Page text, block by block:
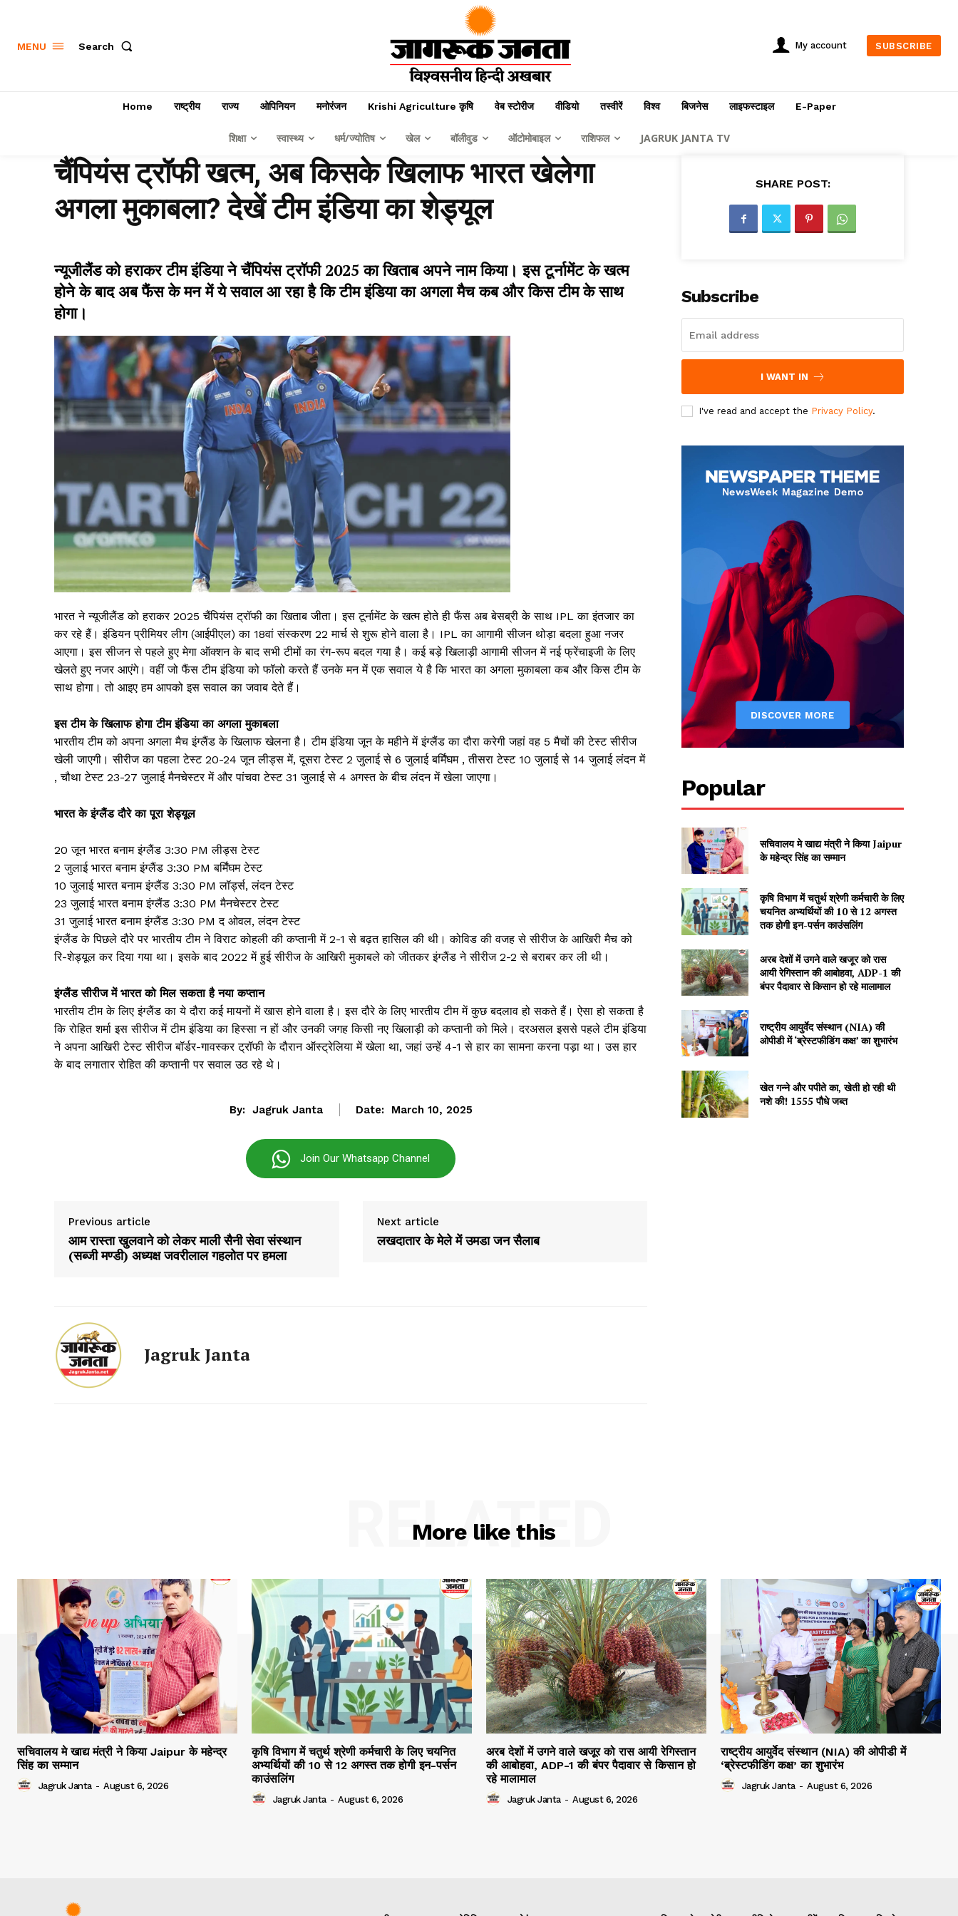
Jagruk Janta
Vishwasniya Hindi
Akhbaar
My account
MENU Search My account SUBSCRIBE
Home राष्ट्रीय राज्य ओपिनियन मनोरंजन Krishi Agriculture कृषि वेब स्टोरीज वीडियो तस्वीरें विश्व बिजनेस लाइफस्टाइल E-Paper
शिक्षा स्वास्थ्य धर्म/ज्योतिष खेल बॉलीवुड ऑटोमोबाइल राशिफल JAGRUK JANTA TV
चैंपियंस ट्रॉफी खत्म, अब किसके खिलाफ भारत खेलेगा
अगला मुकाबला? देखें टीम इंडिया का शेड्यूल
न्यूजीलैंड को हराकर टीम इंडिया ने चैंपियंस ट्रॉफी 2025 का खिताब अपने नाम किया। इस टूर्नामेंट के खत्म
होने के बाद अब फैंस के मन में ये सवाल आ रहा है कि टीम इंडिया का अगला मैच कब और किस टीम के साथ
होगा।
भारत ने न्यूजीलैंड को हराकर 2025 चैंपियंस ट्रॉफी का खिताब जीता। इस टूर्नामेंट के खत्म होते ही फैंस अब बेसब्री के साथ IPL का इंतजार का
कर रहे हैं। इंडियन प्रीमियर लीग (आईपीएल) का 18वां संस्करण 22 मार्च से शुरू होने वाला है। IPL का आगामी सीजन थोड़ा बदला हुआ नजर
आएगा। इस सीजन से पहले हुए मेगा ऑक्शन के बाद सभी टीमों का रंग-रूप बदल गया है। कई बड़े खिलाड़ी आगामी सीजन में नई फ्रेंचाइजी के लिए
खेलते हुए नजर आएंगे। वहीं जो फैंस टीम इंडिया को फॉलो करते हैं उनके मन में एक सवाल ये है कि भारत का अगला मुकाबला कब और किस टीम के
साथ होगा। तो आइए हम आपको इस सवाल का जवाब देते हैं।
इस टीम के खिलाफ होगा टीम इंडिया का अगला मुकाबला
भारतीय टीम को अपना अगला मैच इंग्लैंड के खिलाफ खेलना है। टीम इंडिया जून के महीने में इंग्लैंड का दौरा करेगी जहां वह 5 मैचों की टेस्ट सीरीज
खेली जाएगी। सीरीज का पहला टेस्ट 20-24 जून लीड्स में, दूसरा टेस्ट 2 जुलाई से 6 जुलाई बर्मिंघम , तीसरा टेस्ट 10 जुलाई से 14 जुलाई लंदन में
, चौथा टेस्ट 23-27 जुलाई मैनचेस्टर में और पांचवा टेस्ट 31 जुलाई से 4 अगस्त के बीच लंदन में खेला जाएगा।
भारत के इंग्लैंड दौरे का पूरा शेड्यूल
20 जून भारत बनाम इंग्लैंड 3:30 PM लीड्स टेस्ट
2 जुलाई भारत बनाम इंग्लैंड 3:30 PM बर्मिंघम टेस्ट
10 जुलाई भारत बनाम इंग्लैंड 3:30 PM लॉर्ड्स, लंदन टेस्ट
23 जुलाई भारत बनाम इंग्लैंड 3:30 PM मैनचेस्टर टेस्ट
31 जुलाई भारत बनाम इंग्लैंड 3:30 PM द ओवल, लंदन टेस्ट
इंग्लैंड के पिछले दौरे पर भारतीय टीम ने विराट कोहली की कप्तानी में 2-1 से बढ़त हासिल की थी। कोविड की वजह से सीरीज के आखिरी मैच को
रि-शेड्यूल कर दिया गया था। इसके बाद 2022 में हुई सीरीज के आखिरी मुकाबले को जीतकर इंग्लैंड ने सीरीज 2-2 से बराबर कर ली थी।
इंग्लैंड सीरीज में भारत को मिल सकता है नया कप्तान
भारतीय टीम के लिए इंग्लैंड का ये दौरा कई मायनों में खास होने वाला है। इस दौरे के लिए भारतीय टीम में कुछ बदलाव हो सकते हैं। ऐसा हो सकता है
कि रोहित शर्मा इस सीरीज में टीम इंडिया का हिस्सा न हों और उनकी जगह किसी नए खिलाड़ी को कप्तानी को मिले। दरअसल इससे पहले टीम इंडिया
ने अपना आखिरी टेस्ट सीरीज बॉर्डर-गावस्कर ट्रॉफी के दौरान ऑस्ट्रेलिया में खेला था, जहां उन्हें 4-1 से हार का सामना करना पड़ा था। उस हार
के बाद लगातार रोहित की कप्तानी पर सवाल उठ रहे थे।
By: Jagruk Janta Date: March 10, 2025
Join Our Whatsapp Channel
Previous article
आम रास्ता खुलवाने को लेकर माली सैनी सेवा संस्थान
(सब्जी मण्डी) अध्यक्ष जवरीलाल गहलोत पर हमला
Next article
लखदातार के मेले में उमडा जन सैलाब
Jagruk Janta
SHARE POST:
Subscribe
I WANT IN
I've read and accept the Privacy Policy.
Popular
सचिवालय मे खाद्य मंत्री ने किया Jaipur
के महेन्द्र सिंह का सम्मान
कृषि विभाग में चतुर्थ श्रेणी कर्मचारी के लिए
चयनित अभ्यर्थियों की 10 से 12 अगस्त
तक होगी इन-पर्सन काउंसलिंग
अरब देशों में उगने वाले खजूर को रास
आयी रेगिस्तान की आबोहवा, ADP-1 की
बंपर पैदावार से किसान हो रहे मालामाल
राष्ट्रीय आयुर्वेद संस्थान (NIA) की
ओपीडी में ‘ब्रेस्टफीडिंग कक्ष’ का शुभारंभ
खेत गन्ने और पपीते का, खेती हो रही थी
नशे की! 1555 पौधे जब्त
More like this
RELATED
सचिवालय मे खाद्य मंत्री ने किया Jaipur के महेन्द्र
सिंह का सम्मान
Jagruk Janta - August 6, 2026
कृषि विभाग में चतुर्थ श्रेणी कर्मचारी के लिए चयनित
अभ्यर्थियों की 10 से 12 अगस्त तक होगी इन-पर्सन
काउंसलिंग
Jagruk Janta - August 6, 2026
अरब देशों में उगने वाले खजूर को रास आयी रेगिस्तान
की आबोहवा, ADP-1 की बंपर पैदावार से किसान हो
रहे मालामाल
Jagruk Janta - August 6, 2026
राष्ट्रीय आयुर्वेद संस्थान (NIA) की ओपीडी में
‘ब्रेस्टफीडिंग कक्ष’ का शुभारंभ
Jagruk Janta - August 6, 2026